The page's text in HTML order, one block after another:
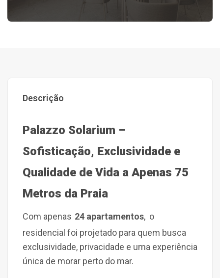
Descrição
Palazzo Solarium –
Sofisticação, Exclusividade e
Qualidade de Vida a Apenas 75
Metros da Praia
Com apenas 24 apartamentos, o
residencial foi projetado para quem busca
exclusividade, privacidade e uma experiência
única de morar perto do mar.